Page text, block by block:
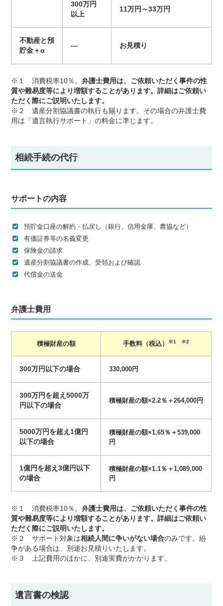
300万円
以上
11万円～33万円
不動産と預
貯金＋α
― お見積り
※１ 消費税率10％。弁護士費用は、ご依頼いただく事件の性
質や難易度等により増額することがあります。詳細はご依頼い
ただく際にご説明いたします。
※２ 遺産分割協議書の執行も賜ります。その場合の弁護士費
用は「遺言執行サポート」の料金に準じます。
相続手続の代行
サポートの内容
預貯金口座の解約・払戻し（銀行、信用金庫、農協など）
有価証券等の名義変更
保険金の請求
遺産分割協議書の作成、受領および確認
代償金の送金
弁護士費用
積極財産の額 手数料（税込） ※1 ※2
300万円以下の場合 330,000円
300万円を超え5000万
円以下の場合
積極財産の額×2.2％＋264,000円
5000万円を超え1億円
以下の場合
積極財産の額×1.65％＋539,000
円
1億円を超え3億円以下
の場合
積極財産の額×1.1％＋1,089,000
円
※１ 消費税率10％。弁護士費用は、ご依頼いただく事件の性
質や難易度等により増額することがあります。詳細はご依頼い
ただく際にご説明いたします。
※２ サポート対象は相続人間に争いがない場合のみです。紛
争がある場合は、別途お見積りいたします。
※３ 上記費用のほかに、別途実費がかかります。
遺言書の検認